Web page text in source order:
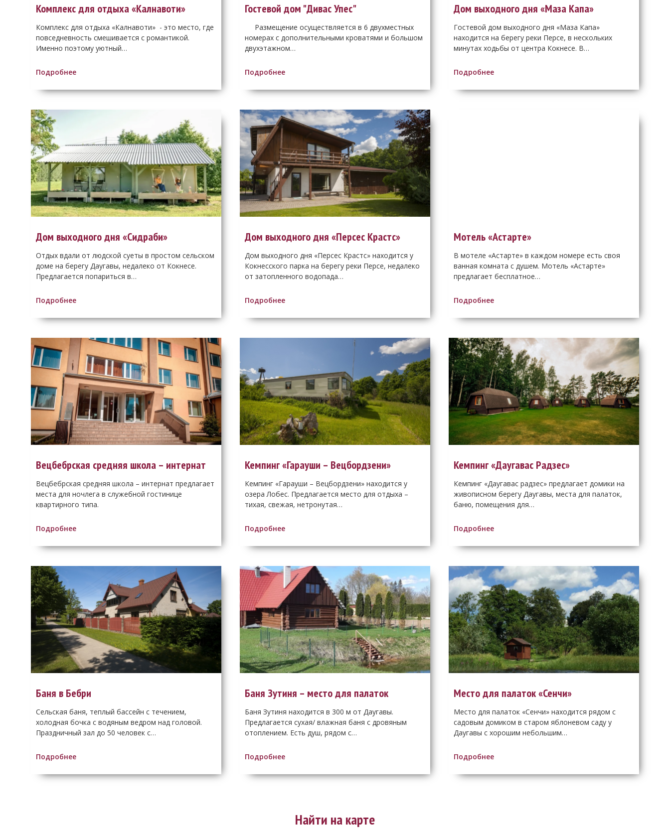
Комплекс для отдыха «Калнавоти»
Комплекс для отдыха «Калнавоти» - это место, где
повседневность смешивается с романтикой.
Именно поэтому уютный…
Подробнее
Гостевой дом "Дивас Упес"
​ Размещение осуществляется в 6 двухместных
номерах с дополнительными кроватями и большом
двухэтажном…
Подробнее
Дом выходного дня «Маза Капа»
Гостевой дом выходного дня «Маза Капа»
находится на берегу реки Персе, в нескольких
минутах ходьбы от центра Кокнесе. В…
Подробнее
Дом выходного дня «Сидраби»
Отдых вдали от людской суеты в простом сельском
доме на берегу Даугавы, недалеко от Кокнесе.
Предлагается попариться в…
Подробнее
Дом выходного дня «Персес Крастс»
Дом выходного дня «Персес Крастс» находится у
Кокнесского парка на берегу реки Персе, недалеко
от затопленного водопада…
Подробнее
Мотель «Астарте»
В мотеле «Астарте» в каждом номере есть своя
ванная комната с душем. Мотель «Астарте»
предлагает бесплатное…
Подробнее
Вецбебрская средняя школа – интернат
Вецбебрская средняя школа – интернат предлагает
места для ночлега в служебной гостинице
квартирного типа.
Подробнее
Кемпинг «Гарауши – Вецбордзени»
Кемпинг «Гарауши – Вецбордзени» находится у
озера Лобес. Предлагается место для отдыха –
тихая, свежая, нетронутая…
Подробнее
Кемпинг «Даугавас Радзес»
Кемпинг «Даугавас радзес» предлагает домики на
живописном берегу Даугавы, места для палаток,
баню, помещения для…
Подробнее
Баня в Бебри
Сельская баня, теплый бассейн с течением,
холодная бочка с водяным ведром над головой.
Праздничный зал до 50 человек с…
Подробнее
Баня Зутиня – место для палаток
Баня Зутиня находится в 300 м от Даугавы.
Предлагается сухая/ влажная баня c дровяным
отоплением. Есть душ, рядом с…
Подробнее
Место для палаток «Сенчи»
Место для палаток «Сенчи» находится рядом с
садовым домиком в старом яблоневом саду у
Даугавы с хорошим небольшим…
Подробнее
Найти на карте